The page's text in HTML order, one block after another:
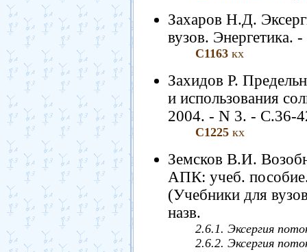
Захаров Н.Д.
вузов.
С1163 кх
Захидов Р.
и использования
2004. - N 3. - С.36-
С1225 кх
Земсков В.И.
АПК: учеб.
(Учебники для
назв.
2.6.1. Эксергия
2.6.2. Эксергия